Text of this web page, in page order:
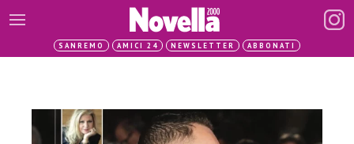
SANREMO AMICI 24 NEWSLETTER ABBONATI